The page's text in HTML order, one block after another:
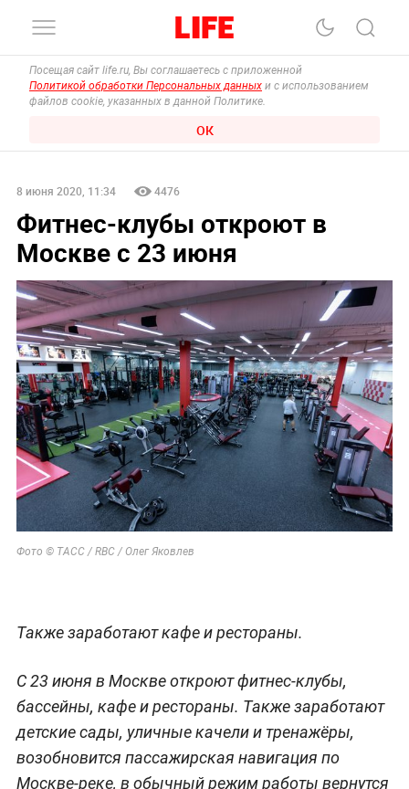
Посещая сайт life.ru, Вы соглашаетесь с приложенной
Политикой обработки Персональных данных и с использованием
файлов cookie, указанных в данной Политике.
ОК
8 июня 2020, 11:34 4476
Фитнес-клубы откроют в
Москве с 23 июня
Фото © TACC / RBC / Олег Яковлев
Также заработают кафе и рестораны.
С 23 июня в Москве откроют фитнес-клубы,
бассейны, кафе и рестораны. Также заработают
детские сады, уличные качели и тренажёры,
возобновится пассажирская навигация по
Москве-реке, в обычный режим работы вернутся